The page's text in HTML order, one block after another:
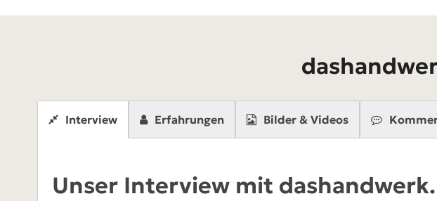
Interview Erfahrungen Bilder & Videos
Unser Interview mit